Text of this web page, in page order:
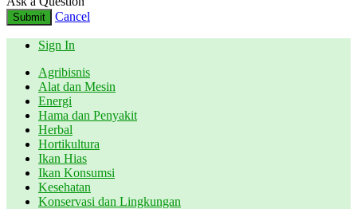
Submit Cancel
Sign In
Agribisnis
Alat dan Mesin
Energi
Hama dan Penyakit
Herbal
Hortikultura
Ikan Hias
Ikan Konsumsi
Kesehatan
Konservasi dan Lingkungan